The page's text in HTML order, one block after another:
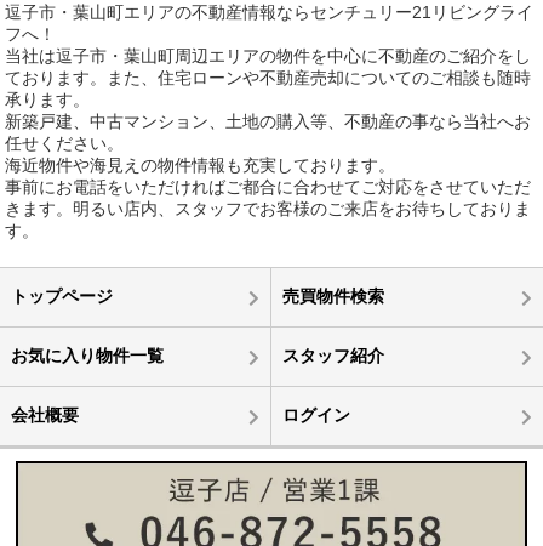
逗子市・葉山町エリアの不動産情報ならセンチュリー21リビングライ
フへ！
当社は逗子市・葉山町周辺エリアの物件を中心に不動産のご紹介をし
ております。また、住宅ローンや不動産売却についてのご相談も随時
承ります。
新築戸建、中古マンション、土地の購入等、不動産の事なら当社へお
任せください。
海近物件や海見えの物件情報も充実しております。
事前にお電話をいただければご都合に合わせてご対応をさせていただ
きます。明るい店内、スタッフでお客様のご来店をお待ちしておりま
す。
トップページ 売買物件検索
お気に入り物件一覧 スタッフ紹介
会社概要 ログイン